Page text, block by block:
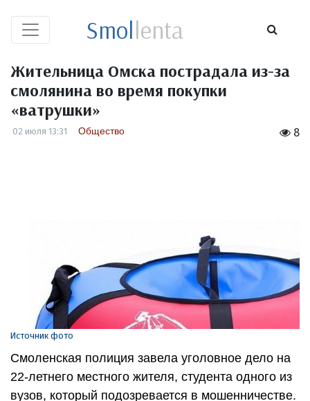
Smollenta
Жительница Омска пострадала из-за
смолянина во время покупки
«ватрушки»
8
02 июля 13:31 Общество
Источник фото
Смоленская полиция завела уголовное дело на
22-летнего местного жителя, студента одного из
вузов, который подозревается в мошенничестве.